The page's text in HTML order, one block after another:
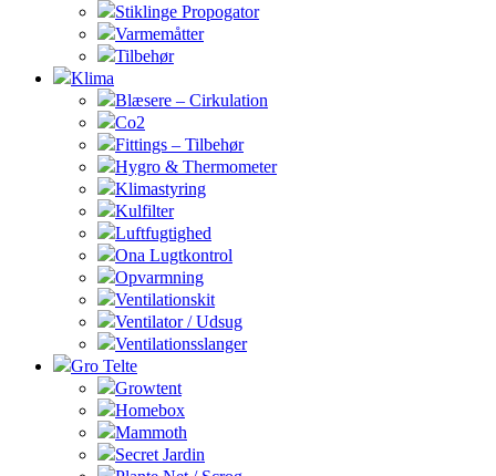
Stiklinge Propogator
Varmemåtter
Tilbehør
Klima
Blæsere – Cirkulation
Co2
Fittings – Tilbehør
Hygro & Thermometer
Klimastyring
Kulfilter
Luftfugtighed
Ona Lugtkontrol
Opvarmning
Ventilationskit
Ventilator / Udsug
Ventilationsslanger
Gro Telte
Growtent
Homebox
Mammoth
Secret Jardin